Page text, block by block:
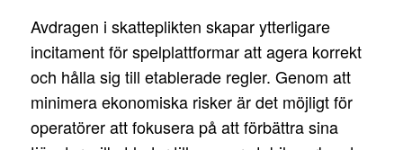
Avdragen i skatteplikten skapar ytterligare
incitament för spelplattformar att agera korrekt
och hålla sig till etablerade regler. Genom att
minimera ekonomiska risker är det möjligt för
operatörer att fokusera på att förbättra sina